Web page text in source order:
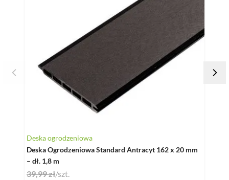
Deska ogrodzeniowa
Deska Ogrodzeniowa Standard Antracyt 162 x 20 mm
– dł. 1,8 m
39,99 zł/szt.